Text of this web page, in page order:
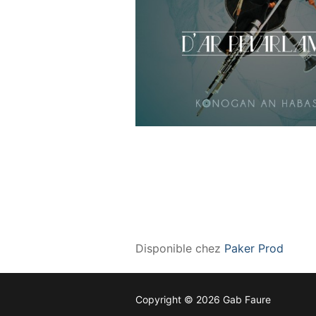
Disponible chez Paker Prod
Copyright © 2026 Gab Faure